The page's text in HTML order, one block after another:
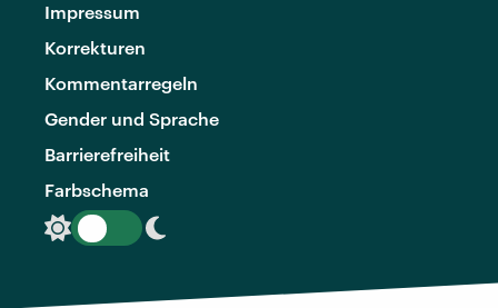
Impressum
Korrekturen
Kommentarregeln
Gender und Sprache
Barrierefreiheit
Farbschema